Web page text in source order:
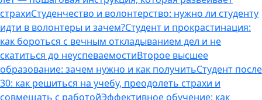
страхиСтуденчество и волонтерство: нужно ли cтуденту
идти в волонтеры и зачем?Студент и прокрастинация:
как бороться с вечным откладыванием дел и не
скатиться до неуспеваемостиВторое высшее
образование: зачем нужно и как получитьСтудент после
30: как решиться на учебу, преодолеть страхи и
совмещать с работойЭффективное обучение: как